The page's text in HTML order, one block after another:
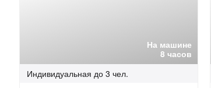
На машине
8 часов
Индивидуальная до 3 чел.